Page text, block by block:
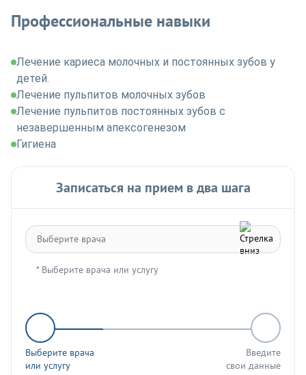
Профессиональные навыки
Лечение кариеса молочных и постоянных зубов у
детей.
Лечение пульпитов молочных зубов
Лечение пульпитов постоянных зубов с
незавершенным апексогенезом
Гигиена
Записаться на прием в два шага
* Выберите врача или услугу
Выберите врача
или услугу
Введите
свои данные